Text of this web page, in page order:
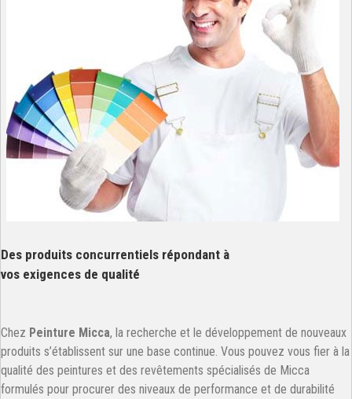
Des produits concurrentiels répondant à
vos exigences de qualité
Chez Peinture Micca, la recherche et le développement de nouveaux
produits s’établissent sur une base continue. Vous pouvez vous fier à la
qualité des peintures et des revêtements spécialisés de Micca
formulés pour procurer des niveaux de performance et de durabilité